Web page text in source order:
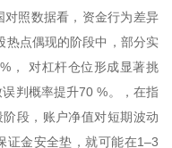
照数据看，资金行为差异
热点偶现的阶段中，部分实
， 对杠杆仓位形成显著挑
判概率提升70 %。，在指
段，账户净值对短期波动
证金安全垫，就可能在1–3